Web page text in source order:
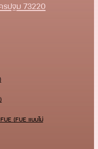
(FUE แบบไม่
รปฐม 73220